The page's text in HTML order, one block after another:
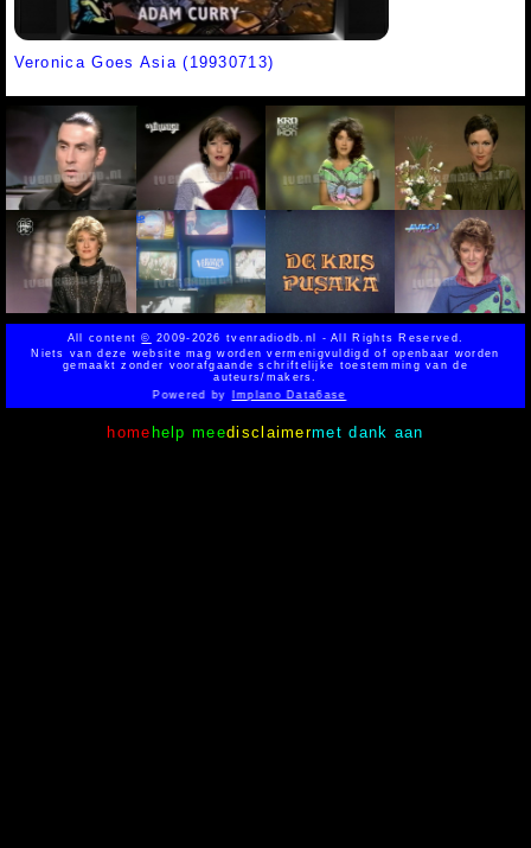
Veronica Goes Asia (19930713)
All content© 2009-2026 tvenradiodb.nl - All Rights Reserved.
Niets van deze website mag worden vermenigvuldigd of openbaar worden
gemaakt zonder voorafgaande schriftelijke toestemming van de
auteurs/makers.
Powered byImplano Data6ase
homehelp meedisclaimermet dank aan